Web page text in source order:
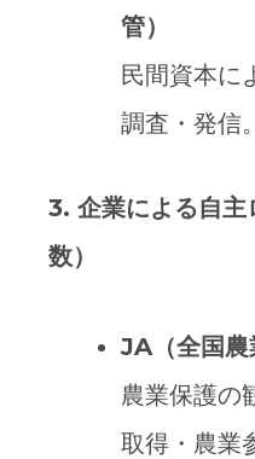
管）
民間資本に
調査・発信。
3. 企業による自
数）
JA（全国農
農業保護の
取得・農業